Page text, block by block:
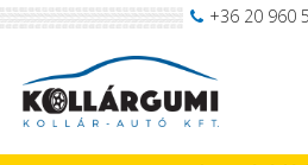
+36 20 960